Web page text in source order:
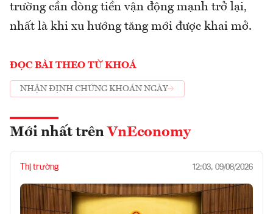
trường cần dòng tiền vận động mạnh trở lại,
nhất là khi xu hướng tăng mới được khai mở.
ĐỌC BÀI THEO TỪ KHOÁ
NHẬN ĐỊNH CHỨNG KHOÁN NGÀY
Mới nhất trên VnEconomy
Thị trường 12:03, 09/08/2026